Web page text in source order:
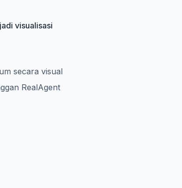
visualisasi
secara visual
RealAgent